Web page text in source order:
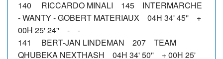
140 RICCARDO MINALI 145 INTERMARCHE
- WANTY - GOBERT MATERIAUX 04H 34' 45'' +
00H 25' 24'' - -
141 BERT-JAN LINDEMAN 207 TEAM
QHUBEKA NEXTHASH 04H 34' 50'' + 00H 25'